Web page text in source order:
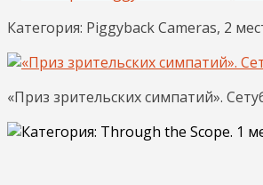
Категория: Piggyback Cameras, 2
«Приз зрительских симпатий».